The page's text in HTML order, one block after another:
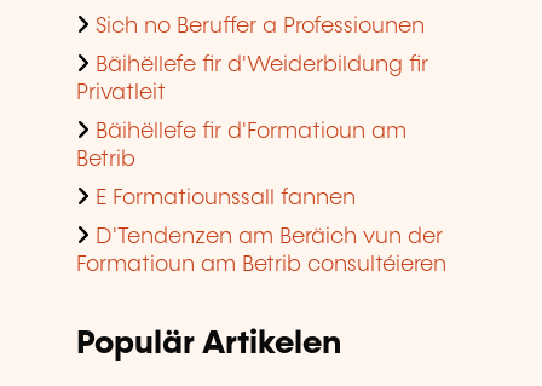
Sich no Beruffer a Professiounen
Bäihëllefe fir d'Weiderbildung fir
Privatleit
Bäihëllefe fir d'Formatioun am
Betrib
E Formatiounssall fannen
D'Tendenzen am Beräich vun der
Formatioun am Betrib consultéieren
Populär Artikelen